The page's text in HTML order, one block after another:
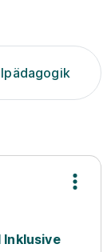
Inklusive